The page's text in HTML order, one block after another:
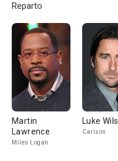
Reparto
Martin
Lawrence
Miles Logan
Luke
Carlson